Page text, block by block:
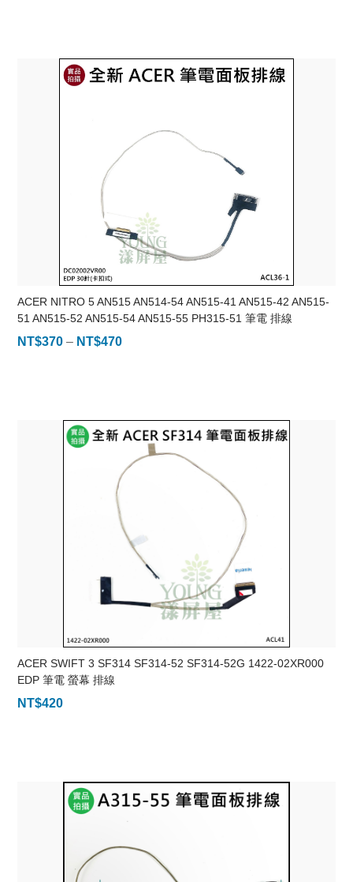
ACER NITRO 5 AN515 AN514-54 AN515-41 AN515-42 AN515-
51 AN515-52 AN515-54 AN515-55 PH315-51 筆電 排線
NT$370 – NT$470價
到
NT$470
ACER SWIFT 3 SF314 SF314-52 SF314-52G 1422-02XR000
EDP 筆電 螢幕 排線
NT$420